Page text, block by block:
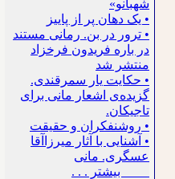
شهبانو»
• یک دهان پر از پاییز
• ترور در بن. رمانی مستند
در باره فریدون فرخزاد
منتشر شد
• حکایت یار سمرقندی.
گزیده‌ی اشعار مانی برای
تاجیکان.
• روشنفکران و حقیقت
• آشنایی با آثار میرزاآقا
عسگری. مانی
بیشتر . . .